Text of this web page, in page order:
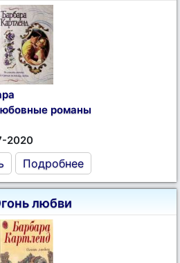
романы
2020
Подробнее
любви